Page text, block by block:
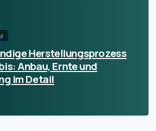
Herstellungsprozess
Anbau, Ernte und
im Detail